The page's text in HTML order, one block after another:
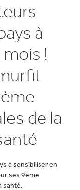
à
!
de la
à sensibiliser en
ses 9ème
santé.